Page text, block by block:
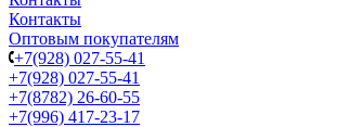
Контакты
Оптовым покупателям
+7(928) 027-55-41
+7(928) 027-55-41
+7(8782) 26-60-55
+7(996) 417-23-17